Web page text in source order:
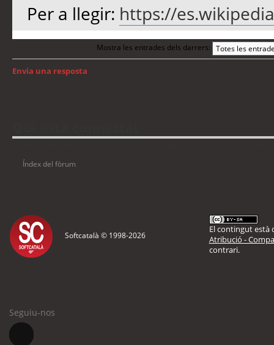
Per a llegir: https://
Mostra les entrades dels darrers:
Envia una resposta
Índex del fòrum
Softcatalà © 1998-2026
El contingut està
Atribució -
contrari.
Seguiu-nos